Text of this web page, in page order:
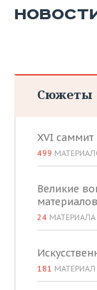
Сюжеты
XVI
499
Великие
материалов
24 МАТЕРИАЛА
181 МАТЕРИАЛ